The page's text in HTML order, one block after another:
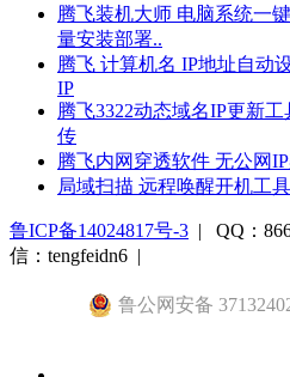
腾飞装机大师 电脑系统一
量安装部署..
腾飞 计算机名 IP地址自动
IP
腾飞3322动态域名IP更新
传
腾飞内网穿透软件 无公网
局域扫描 远程唤醒开机工
鲁ICP备14024817号-3 | QQ：
信：tengfeidn6 |
鲁公网安备